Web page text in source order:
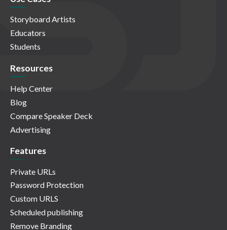
Storyboard Artists
Educators
Students
Resources
Help Center
Blog
Compare Speaker Deck
Advertising
Features
Private URLs
Password Protection
Custom URLS
Scheduled publishing
Remove Branding